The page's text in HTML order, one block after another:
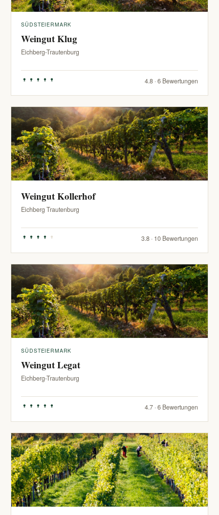
SÜDSTEIERMARK
Weingut Klug
Eichberg-Trautenburg
4.8 · 6 Bewertungen
Weingut Kollerhof
Eichberg Trautenburg
3.8 · 10 Bewertungen
SÜDSTEIERMARK
Weingut Legat
Eichberg-Trautenburg
4.7 · 6 Bewertungen